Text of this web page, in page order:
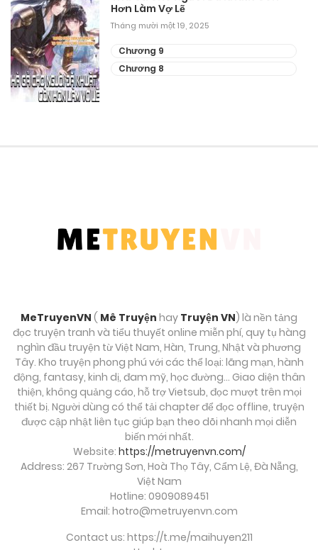
Hơn Làm Vợ Lẽ
Tháng mười một 19, 2025
Chương 9
Chương 8
MeTruyenVN ( Mê Truyện hay Truyện VN) là nền tảng
đọc truyện tranh và tiểu thuyết online miễn phí, quy tụ hàng
nghìn đầu truyện từ Việt Nam, Hàn, Trung, Nhật và phương
Tây. Kho truyện phong phú với các thể loại: lãng mạn, hành
động, fantasy, kinh dị, đam mỹ, học đường… Giao diện thân
thiện, không quảng cáo, hỗ trợ Vietsub, đọc mượt trên mọi
thiết bị. Người dùng có thể tải chapter để đọc offline, truyện
được cập nhật liên tục giúp bạn theo dõi nhanh mọi diễn
biến mới nhất.
Website: https://metruyenvn.com/
Address: 267 Trường Sơn, Hoà Thọ Tây, Cẩm Lệ, Đà Nẵng,
Việt Nam
Hotline: 0909089451
Email: hotro@metruyenvn.com
Contact us: https://t.me/maihuyen211